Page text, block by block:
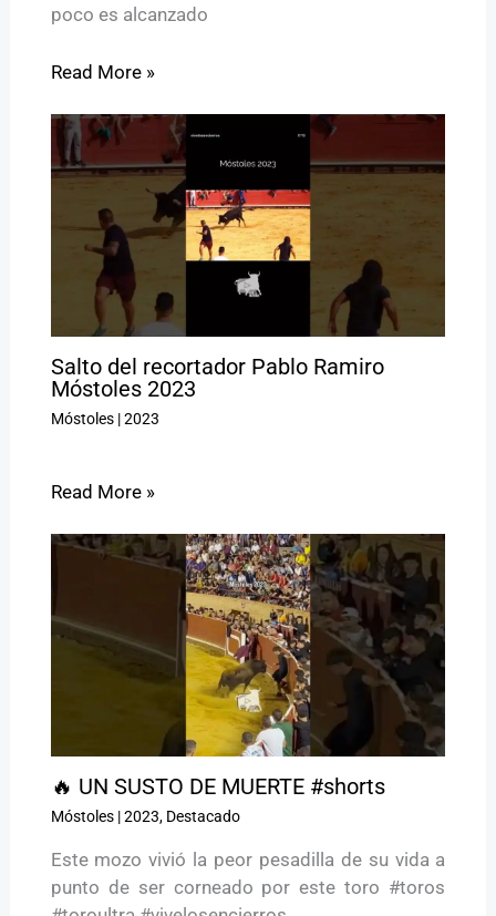
poco es alcanzado
Read More »
Salto del recortador Pablo Ramiro
Móstoles 2023
Móstoles|2023
Read More »
🔥 UN SUSTO DE MUERTE #shorts
Móstoles|2023, Destacado
Este mozo vivió la peor pesadilla de su vida a
punto de ser corneado por este toro #toros